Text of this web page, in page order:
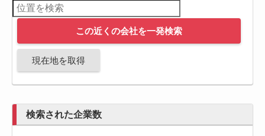
この近くの会社を一発検索
現在地を取得
検索された企業数